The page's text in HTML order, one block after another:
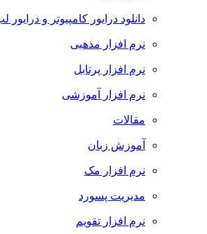
دانلود درایور کامپیوتر و درایور
نرم افزار مذهبی
نرم افزار پرتابل
نرم افزار آموزشی
مقالات
آموزش زبان
نرم افزار مک
مدیریت پسورد
نرم افزار تقویم